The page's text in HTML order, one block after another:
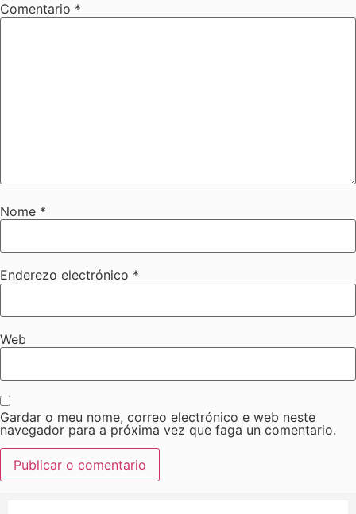
Comentario *
Nome *
Enderezo electrónico *
Web
Gardar o meu nome, correo electrónico e web neste
navegador para a próxima vez que faga un comentario.